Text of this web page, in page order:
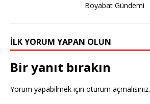
Boyabat Gündemi
İLK YORUM YAPAN OLUN
Bir yanıt bırakın
Yorum yapabilmek için oturum açmalısınız.